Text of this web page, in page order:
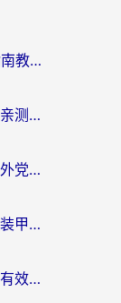
海外玩最终幻想14总卡顿？这篇指南教你选对加速器（附非洲美国玩家实测）
打彩虹岛什么加速器好用？海外党亲测的国服游戏加速终极指南
苹果打实况足球用什么加速器？海外党亲测有效的国服游戏加速指南
海外玩装甲战争总卡顿？这才是玩装甲战争最好的加速器（附马来西亚玩重装上阵攻略）
欧洲如何玩一梦江湖？海外党亲测有效的国服游戏加速指南